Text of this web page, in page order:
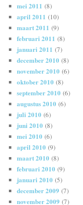
mei 2011 (8)
april 2011 (10)
maart 2011 (9)
februari 2011 (8)
januari 2011 (7)
december 2010 (8)
november 2010 (6)
oktober 2010 (8)
september 2010 (6)
augustus 2010 (6)
juli 2010 (6)
juni 2010 (8)
mei 2010 (6)
april 2010 (9)
maart 2010 (8)
februari 2010 (9)
januari 2010 (5)
december 2009 (7)
november 2009 (7)